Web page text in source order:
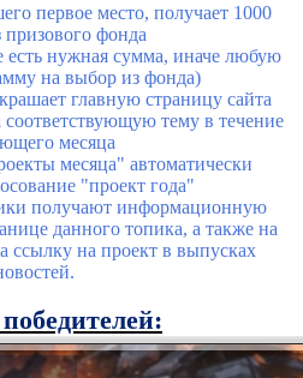
первое место, получает 1000
призового фонда
есть нужная сумма, иначе любую
на выбор из фонда)
главную страницу сайта
тему в течение
месяца
месяца" автоматически
"проект года"
получают информационную
данного топика, а также на
ссылку на проект в выпусках